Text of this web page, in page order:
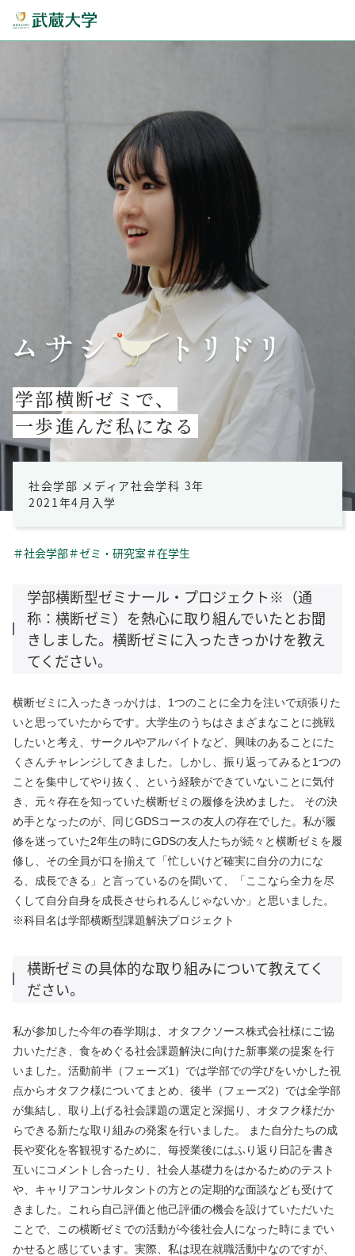
学部横断ゼミで、
一歩進んだ私になる
社会学部 メディア社会学科 3年
2021年4月入学
＃社会学部＃ゼミ・研究室＃在学生
学部横断型ゼミナール・プロジェクト※（通
称：横断ゼミ）を熱心に取り組んでいたとお聞
きしました。横断ゼミに入ったきっかけを教え
てください。
横断ゼミに入ったきっかけは、1つのことに全力を注いで頑張りた
いと思っていたからです。大学生のうちはさまざまなことに挑戦
したいと考え、サークルやアルバイトなど、興味のあることにた
くさんチャレンジしてきました。しかし、振り返ってみると1つの
ことを集中してやり抜く、という経験ができていないことに気付
き、元々存在を知っていた横断ゼミの履修を決めました。 その決
め手となったのが、同じGDSコースの友人の存在でした。私が履
修を迷っていた2年生の時にGDSの友人たちが続々と横断ゼミを履
修し、その全員が口を揃えて「忙しいけど確実に自分の力にな
る、成長できる」と言っているのを聞いて、「ここなら全力を尽
くして自分自身を成長させられるんじゃないか」と思いました。
※科目名は学部横断型課題解決プロジェクト
横断ゼミの具体的な取り組みについて教えてく
ださい。
私が参加した今年の春学期は、オタフクソース株式会社様にご協
力いただき、食をめぐる社会課題解決に向けた新事業の提案を行
いました。活動前半（フェーズ1）では学部での学びをいかした視
点からオタフク様についてまとめ、後半（フェーズ2）では全学部
が集結し、取り上げる社会課題の選定と深掘り、オタフク様だか
らできる新たな取り組みの発案を行いました。 また自分たちの成
長や変化を客観視するために、毎授業後にはふり返り日記を書き
互いにコメントし合ったり、社会人基礎力をはかるためのテスト
や、キャリアコンサルタントの方との定期的な面談なども受けて
きました。これら自己評価と他己評価の機会を設けていただいた
ことで、この横断ゼミでの活動が今後社会人になった時にまでい
かせると感じています。実際、私は現在就職活動中なのですが、